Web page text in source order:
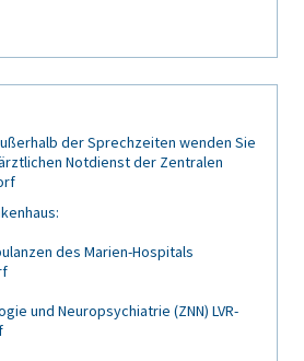
der Sprechzeiten wenden Sie
Notdienst der Zentralen
des Marien-Hospitals
und Neuropsychiatrie (ZNN) LVR-